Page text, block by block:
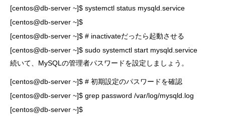
[centos@db-server ~]$ systemctl status mysqld.service
[centos@db-server ~]$
[centos@db-server ~]$ # inactivateだったら起動させる
[centos@db-server ~]$ sudo systemctl start mysqld.service
続いて、MySQLの管理者パスワードを設定しましょう。
[centos@db-server ~]$ # 初期設定のパスワードを確認
[centos@db-server ~]$ grep password /var/log/mysqld.log
[centos@db-server ~]$